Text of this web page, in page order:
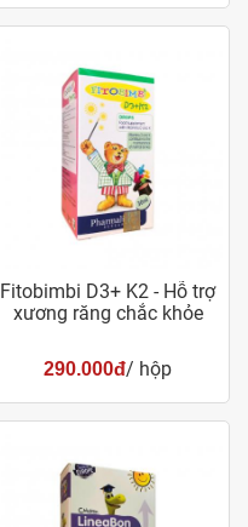
Fitobimbi D3+ K2 - Hỗ trợ
xương răng chắc khỏe
290.000đ/ hộp